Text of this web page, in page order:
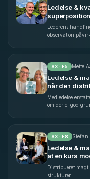
Ledelse &
med
Lederens
observation
S3 · E5 Mette
Ledelse &
når den
med Mette
Medledelse
om der er god
S3 · E8 Stefan
Ledelse &
at en kurs
kan føre til
Distribueret magt
strukturer.